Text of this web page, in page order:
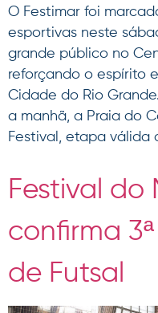
O Festimar foi
esportivas neste
grande público no
reforçando o espírito
Cidade do Rio
a manhã, a Praia do
Festival, etapa válida
Festival do
confirma
de Futsal